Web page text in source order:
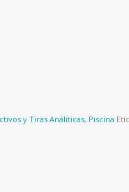
y Tiras Análiticas, Piscina